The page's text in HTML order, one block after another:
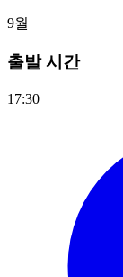
9월
출발 시간
17:30